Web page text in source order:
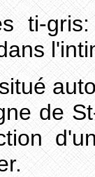
ti-
de